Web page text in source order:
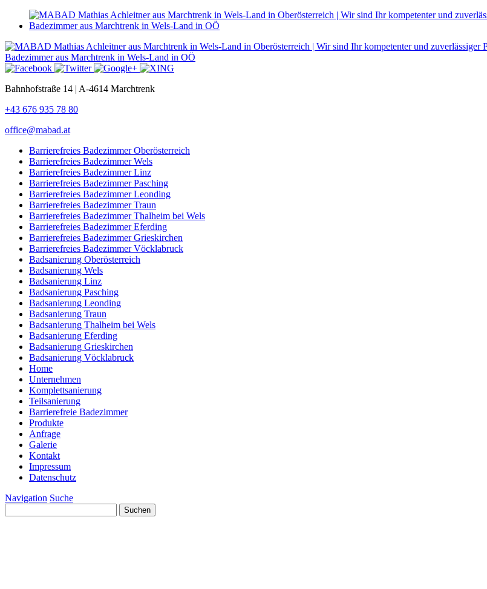
Bahnhofstraße 14 | A-4614 Marchtrenk
+43 676 935 78 80
office@mabad.at
Barrierefreies Badezimmer Oberösterreich
Barrierefreies Badezimmer Wels
Barrierefreies Badezimmer Linz
Barrierefreies Badezimmer Pasching
Barrierefreies Badezimmer Leonding
Barrierefreies Badezimmer Traun
Barrierefreies Badezimmer Thalheim bei Wels
Barrierefreies Badezimmer Eferding
Barrierefreies Badezimmer Grieskirchen
Barrierefreies Badezimmer Vöcklabruck
Badsanierung Oberösterreich
Badsanierung Wels
Badsanierung Linz
Badsanierung Pasching
Badsanierung Leonding
Badsanierung Traun
Badsanierung Thalheim bei Wels
Badsanierung Eferding
Badsanierung Grieskirchen
Badsanierung Vöcklabruck
Home
Unternehmen
Komplettsanierung
Teilsanierung
Barrierefreie Badezimmer
Produkte
Anfrage
Galerie
Kontakt
Impressum
Datenschutz
Navigation Suche
nach: